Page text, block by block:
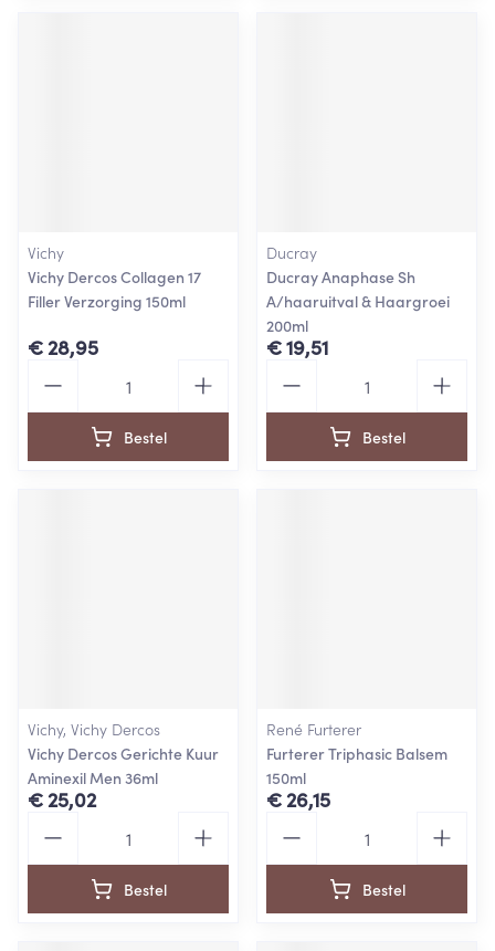
Vichy
Vichy Dercos Collagen 17
Filler Verzorging 150ml
€ 28,95
Bestel
Ducray
Ducray Anaphase Sh
A/haaruitval & Haargroei
200ml
€ 19,51
Bestel
Vichy, Vichy Dercos
Vichy Dercos Gerichte Kuur
Aminexil Men 36ml
€ 25,02
Bestel
René Furterer
Furterer Triphasic Balsem
150ml
€ 26,15
Bestel